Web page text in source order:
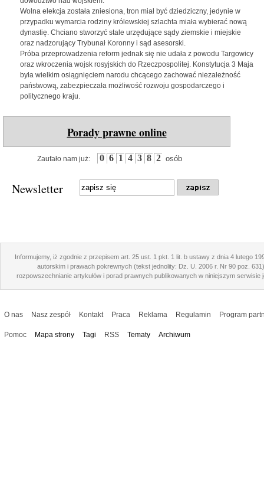
Wolna elekcja została zniesiona, tron miał być dziedziczny, jedynie w
przypadku wymarcia rodziny królewskiej szlachta miała wybierać nową
dynastię. Chciano stworzyć stale urzędujące sądy ziemskie i miejskie
oraz nadzorujący Trybunał Koronny i sąd asesorski.
Próba przeprowadzenia reform jednak się nie udała z powodu Targowicy
oraz wkroczenia wojsk rosyjskich do Rzeczpospolitej. Konstytucja 3 Maja
była wielkim osiągnięciem narodu chcącego zachować niezależność
państwową, zabezpieczała możliwość rozwoju gospodarczego i
politycznego kraju.
Porady prawne online
Zaufało nam już: 0 6 1 4 3 8 2 osób
Newsletter
Informujemy, iż zgodnie z przepisem art. 25 ust. 1 pkt. 1 lit. b ustawy z dnia 4 lutego
autorskim i prawach pokrewnych (tekst jednolity: Dz. U. 2006 r. Nr 90 poz.
rozpowszechnianie artykułów i porad prawnych publikowanych w niniejszym serwisie
O nas Nasz zespół Kontakt Praca Reklama Regulamin Program
Pomoc Mapa strony Tagi RSS Tematy Archiwum